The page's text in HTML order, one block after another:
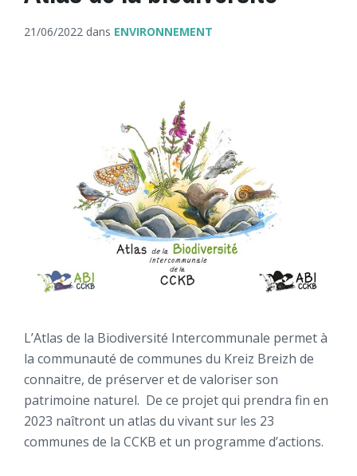
21/06/2022 dans ENVIRONNEMENT
L’Atlas de la Biodiversité Intercommunale permet à
la communauté de communes du Kreiz Breizh de
connaitre, de préserver et de valoriser son
patrimoine naturel. De ce projet qui prendra fin en
2023 naîtront un atlas du vivant sur les 23
communes de la CCKB et un programme d’actions.